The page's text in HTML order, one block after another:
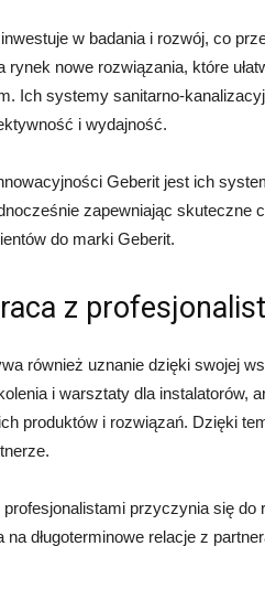
w badania i rozwój, co
rynek nowe rozwiązania, które
Ich systemy sanitarno-
i wydajność.
Geberit jest ich
zapewniając skuteczne
do marki Geberit.
z
również uznanie dzięki swojej
i warsztaty dla instalatorów,
produktów i rozwiązań. Dzięki
profesjonalistami przyczynia się
na długoterminowe relacje z